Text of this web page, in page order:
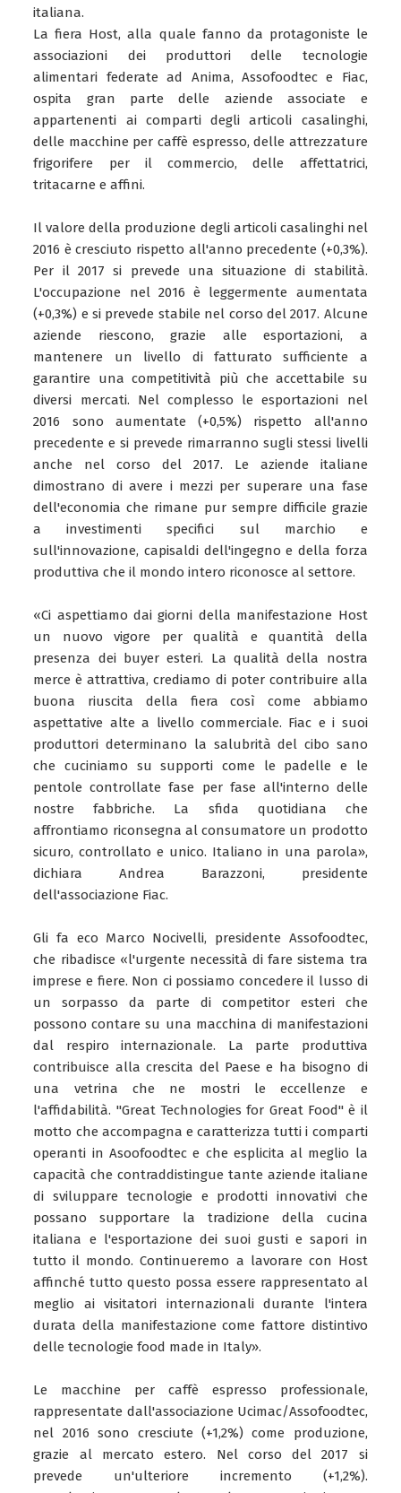
italiana.
La fiera Host, alla quale fanno da protagoniste le
associazioni dei produttori delle tecnologie
alimentari federate ad Anima, Assofoodtec e Fiac,
ospita gran parte delle aziende associate e
appartenenti ai comparti degli articoli casalinghi,
delle macchine per caffè espresso, delle attrezzature
frigorifere per il commercio, delle affettatrici,
tritacarne e affini.
Il valore della produzione degli articoli casalinghi nel
2016 è cresciuto rispetto all'anno precedente (+0,3%).
Per il 2017 si prevede una situazione di stabilità.
L'occupazione nel 2016 è leggermente aumentata
(+0,3%) e si prevede stabile nel corso del 2017. Alcune
aziende riescono, grazie alle esportazioni, a
mantenere un livello di fatturato sufficiente a
garantire una competitività più che accettabile su
diversi mercati. Nel complesso le esportazioni nel
2016 sono aumentate (+0,5%) rispetto all'anno
precedente e si prevede rimarranno sugli stessi livelli
anche nel corso del 2017. Le aziende italiane
dimostrano di avere i mezzi per superare una fase
dell'economia che rimane pur sempre difficile grazie
a investimenti specifici sul marchio e
sull'innovazione, capisaldi dell'ingegno e della forza
produttiva che il mondo intero riconosce al settore.
«Ci aspettiamo dai giorni della manifestazione Host
un nuovo vigore per qualità e quantità della
presenza dei buyer esteri. La qualità della nostra
merce è attrattiva, crediamo di poter contribuire alla
buona riuscita della fiera così come abbiamo
aspettative alte a livello commerciale. Fiac e i suoi
produttori determinano la salubrità del cibo sano
che cuciniamo su supporti come le padelle e le
pentole controllate fase per fase all'interno delle
nostre fabbriche. La sfida quotidiana che
affrontiamo riconsegna al consumatore un prodotto
sicuro, controllato e unico. Italiano in una parola»,
dichiara Andrea Barazzoni, presidente
dell'associazione Fiac.
Gli fa eco Marco Nocivelli, presidente Assofoodtec,
che ribadisce «l'urgente necessità di fare sistema tra
imprese e fiere. Non ci possiamo concedere il lusso di
un sorpasso da parte di competitor esteri che
possono contare su una macchina di manifestazioni
dal respiro internazionale. La parte produttiva
contribuisce alla crescita del Paese e ha bisogno di
una vetrina che ne mostri le eccellenze e
l'affidabilità. "Great Technologies for Great Food" è il
motto che accompagna e caratterizza tutti i comparti
operanti in Asoofoodtec e che esplicita al meglio la
capacità che contraddistingue tante aziende italiane
di sviluppare tecnologie e prodotti innovativi che
possano supportare la tradizione della cucina
italiana e l'esportazione dei suoi gusti e sapori in
tutto il mondo. Continueremo a lavorare con Host
affinché tutto questo possa essere rappresentato al
meglio ai visitatori internazionali durante l'intera
durata della manifestazione come fattore distintivo
delle tecnologie food made in Italy».
Le macchine per caffè espresso professionale,
rappresentate dall'associazione Ucimac/Assofoodtec,
nel 2016 sono cresciute (+1,2%) come produzione,
grazie al mercato estero. Nel corso del 2017 si
prevede un'ulteriore incremento (+1,2%).